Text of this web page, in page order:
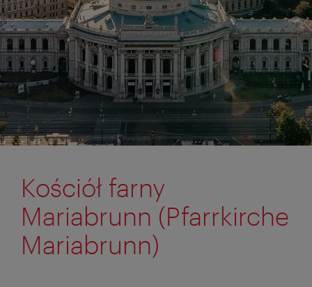
Kościół farny
Mariabrunn (Pfarrkirche
Mariabrunn)